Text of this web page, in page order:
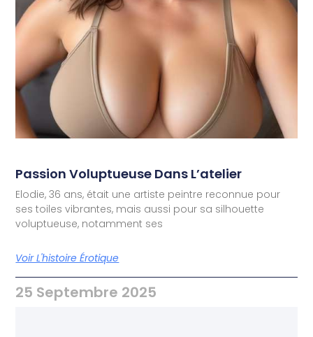
Passion Voluptueuse Dans L’atelier
Elodie, 36 ans, était une artiste peintre reconnue pour
ses toiles vibrantes, mais aussi pour sa silhouette
voluptueuse, notamment ses
Voir L'histoire Érotique
25 Septembre 2025